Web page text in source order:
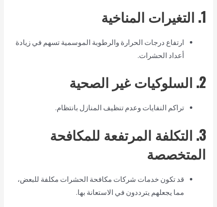
1. التغيرات المناخية
ارتفاع درجات الحرارة والرطوبة الموسمية تسهم في زيادة
أعداد الحشرات.
2. السلوكيات غير الصحية
تراكم النفايات وعدم تنظيف المنازل بانتظام.
3. التكلفة المرتفعة للمكافحة
المتخصصة
قد تكون خدمات شركات مكافحة الحشرات مكلفة للبعض،
مما يجعلهم يترددون في الاستعانة بها.